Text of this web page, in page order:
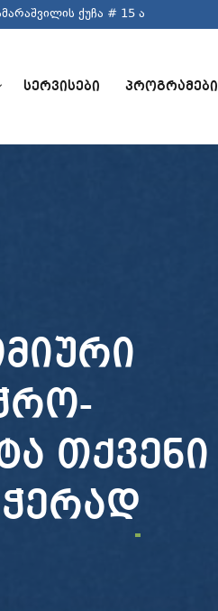
ქუჩა # 15 ა
ᲡᲔᲠᲕᲘᲡᲔᲑᲘ ᲞᲠᲝᲒᲠᲐᲛᲔᲑᲘ
თქვენი